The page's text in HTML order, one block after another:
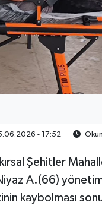
- 17:52
Şehitler
A.(66)
kaybolması